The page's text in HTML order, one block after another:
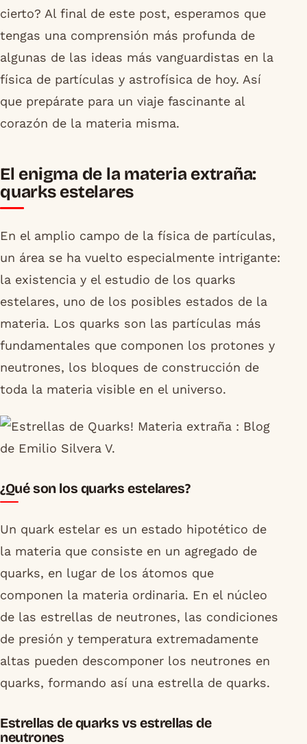
cierto? Al final de este post, esperamos que
tengas una comprensión más profunda de
algunas de las ideas más vanguardistas en la
física de partículas y astrofísica de hoy. Así
que prepárate para un viaje fascinante al
corazón de la materia misma.
El enigma de la materia extraña:
quarks estelares
En el amplio campo de la física de partículas,
un área se ha vuelto especialmente intrigante:
la existencia y el estudio de los quarks
estelares, uno de los posibles estados de la
materia. Los quarks son las partículas más
fundamentales que componen los protones y
neutrones, los bloques de construcción de
toda la materia visible en el universo.
¿Qué son los quarks estelares?
Un quark estelar es un estado hipotético de
la materia que consiste en un agregado de
quarks, en lugar de los átomos que
componen la materia ordinaria. En el núcleo
de las estrellas de neutrones, las condiciones
de presión y temperatura extremadamente
altas pueden descomponer los neutrones en
quarks, formando así una estrella de quarks.
Estrellas de quarks vs estrellas de
neutrones